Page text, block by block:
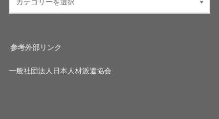
参考外部リンク
一般社団法人日本人材派遣協会